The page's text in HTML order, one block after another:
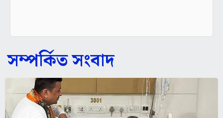
সম্পর্কিত সংবাদ